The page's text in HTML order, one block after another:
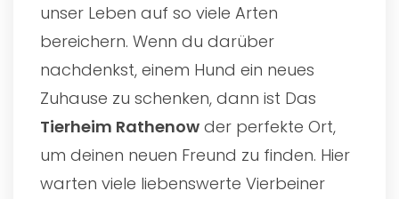
unser Leben auf so viele Arten
bereichern. Wenn du darüber
nachdenkst, einem Hund ein neues
Zuhause zu schenken, dann ist Das
Tierheim Rathenow der perfekte Ort,
um deinen neuen Freund zu finden. Hier
warten viele liebenswerte Vierbeiner